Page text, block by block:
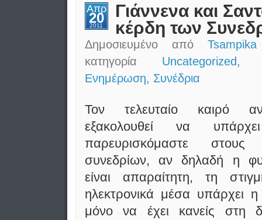
Απρ
20
2011
Γιάννενα και
κέρδη των
Δημοσιευμένο από
κατηγορία Uncategorized ,
Ενημέρωση, Συνέδρια
Τον τελευταίο καιρό
εξακολουθεί να
παρευρισκόμαστε
συνεδρίων, αν δηλαδή η
είναι απαραίτητη, τη
ηλεκτρονικά μέσα υπάρχει η
μόνο να έχει κανείς στη